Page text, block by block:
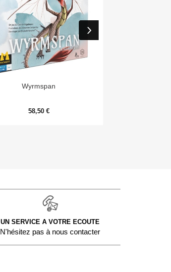
Aperçu rapide
Wyrmspan
58,50 €
UN SERVICE A VOTRE ECOUTE
N'hésitez pas à nous contacter